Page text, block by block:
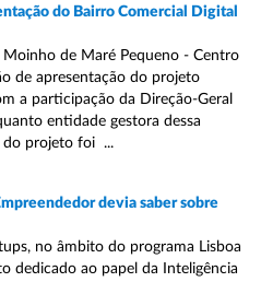
do Bairro Comercial Digital
de Maré Pequeno - Centro
de apresentação do projeto
a participação da Direção-Geral
entidade gestora dessa
do projeto foi ...
devia saber sobre
no âmbito do programa Lisboa
dedicado ao papel da Inteligência